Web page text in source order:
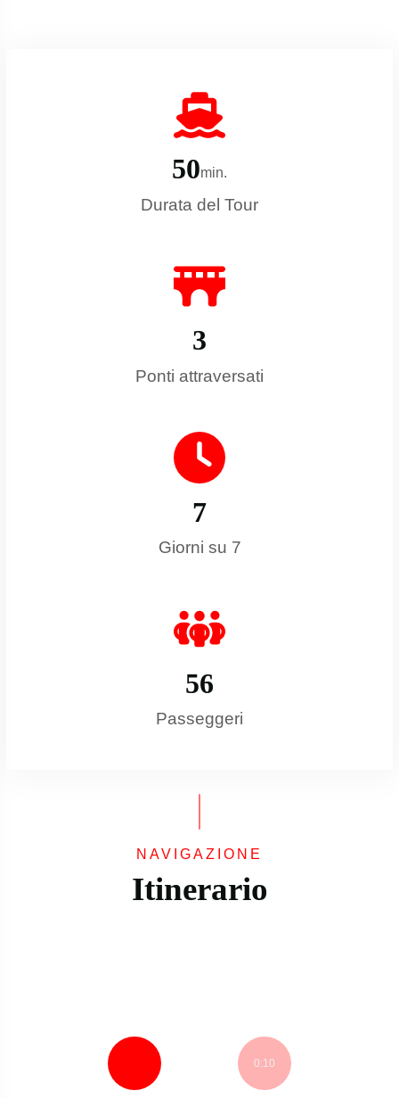
50min.
Durata del Tour
3
Ponti attraversati
7
Giorni su 7
56
Passeggeri
NAVIGAZIONE
Itinerario
0:10